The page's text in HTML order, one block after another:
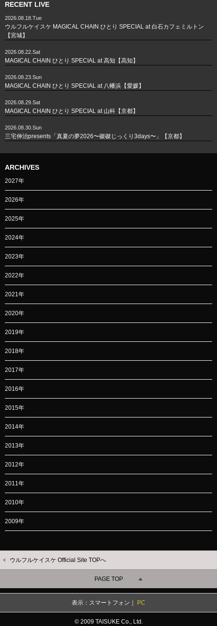
RECENT LIVE
2026.08.18.Tue
ウルフルケイスケ MAGICAL CHAIN ひとり SPECIAL at 白石カフェミルトン
【宮城】
2026.08.22.Sat
MAGICAL CHAIN ひとり SPECIAL at 高知【高知】
2026.08.23.Sun
MAGICAL CHAIN ひとり SPECIAL at 八幡浜【愛媛】
2026.08.29.Sat
MAGICAL CHAIN ひとり SPECIAL at 山科【京都】
2026.08.30.Sun
三宅伸治presents「真夏の夢2026〜磔磔じっくり3days〜」【京都】
ARCHIVES
2027年
2026年
2025年
2024年
2023年
2022年
2021年
2020年
2019年
2018年
2017年
2016年
2015年
2014年
2013年
2012年
2011年
2010年
2009年
ウルフルケイスケ Official Site TOPへ
PAGE TOP
表示：スマートフォン｜ PC
© 2009 TAISUKE Co., Ltd.